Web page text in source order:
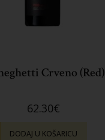
Crveno (Red)
62.30€
DODAJ U KOŠARICU